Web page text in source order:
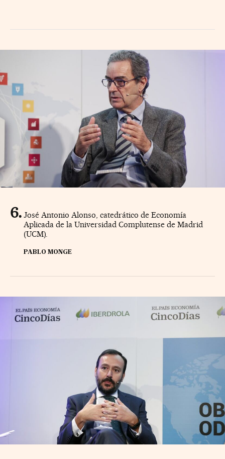
José Antonio Alonso, catedrático de Economía
Aplicada de la Universidad Complutense de Madrid
(UCM).
PABLO MONGE